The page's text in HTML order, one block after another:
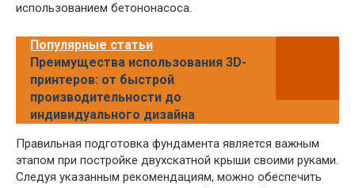
использованием бетононасоса.
Популярные статьи
Преимущества использования 3D-
принтеров: от быстрой
производительности до
индивидуального дизайна
Правильная подготовка фундамента является важным
этапом при постройке двухскатной крыши своими руками.
Следуя указанным рекомендациям, можно обеспечить